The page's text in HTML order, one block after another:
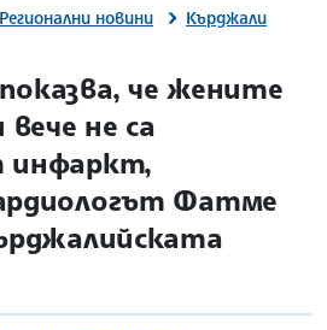
Регионални новини
Кърджали
че жените
не са
Фатме